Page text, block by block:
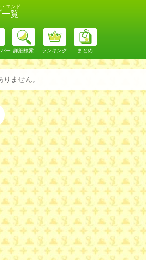
エンド
覧
ー 詳細検索 ランキング まとめ
ません。